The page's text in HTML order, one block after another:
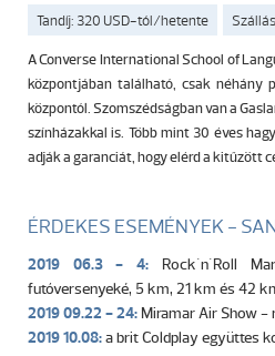
Tandíj: 320 USD-tól/hetente
A Converse International School of
központjában található, csak néhány
központól. Szomszédságban van a
színházakkal is. Több mint 30 éves
adják a garanciát, hogy elérd a kitűzött
ÉRDEKES ESEMÉNYEK -
2019 06.3 - 4: Rock´n´Roll
futóversenyeké, 5 km, 21 km és 42
2019 09.22 - 24: Miramar Air Show -
2019 10.08:a brit Coldplay együttes